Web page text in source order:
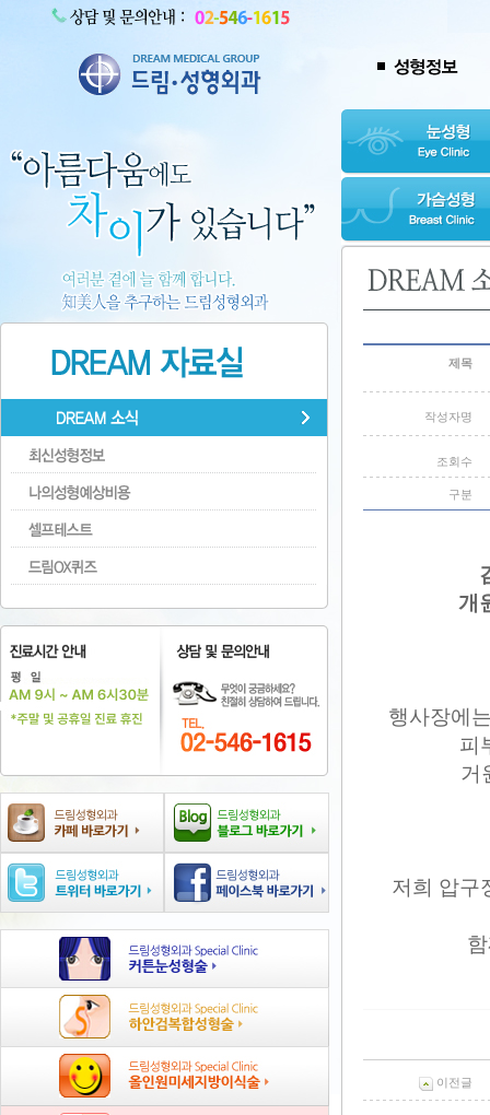
제목
작성자명
조회수
구분
개
행사장에
피
거
저희 압구
이전글